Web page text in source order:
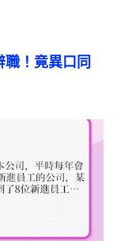
！竟異口同